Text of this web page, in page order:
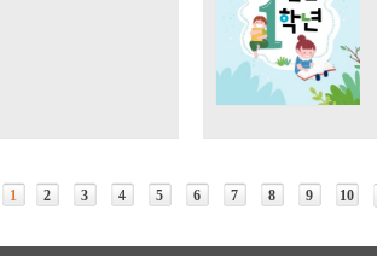
1 2 3 4 5 6 7 8 9 10